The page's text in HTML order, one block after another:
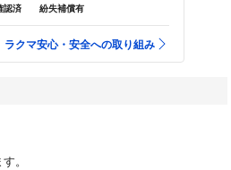
認済 紛失補償有
ラクマ安心・安全への取り組み
。